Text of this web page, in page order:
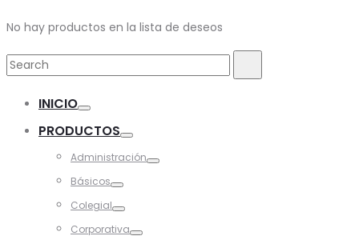
No hay productos en la lista de deseos
Search
INICIO
PRODUCTOS
Administración
Básicos
Colegial
Corporativa